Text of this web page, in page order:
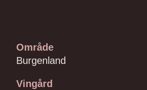
Område
Burgenland
Vingård